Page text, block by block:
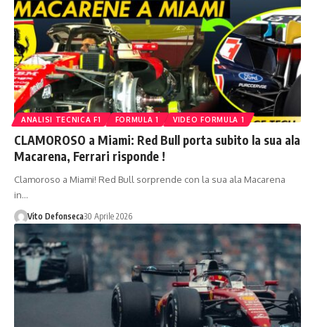
ANALISI TECNICA F1 FORMULA 1 VIDEO FORMULA 1
CLAMOROSO a Miami: Red Bull porta subito la sua ala
Macarena, Ferrari risponde !
Clamoroso a Miami! Red Bull sorprende con la sua ala Macarena
in…
Vito Defonseca30 Aprile 2026